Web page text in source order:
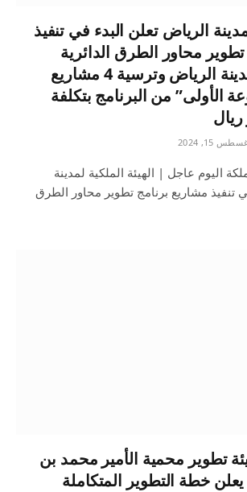
الرياض تعلن البدء في تنفيذ
محاور الطرق الدائرية
والرئيسة في مدينة الرياض وترسية 4 مشاريع
الأولى” من البرنامج بتكلفة
15, 2024
اليوم عاجل | الهيئة الملكية لمدينة
تنفيذ مشاريع برنامج تطوير محاور الطرق
تطوير محمية الأمير محمد بن
خطة التطوير المتكاملة